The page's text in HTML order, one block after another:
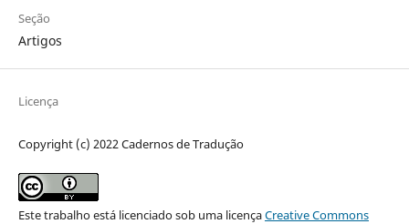
Seção
Artigos
Licença
Copyright (c) 2022 Cadernos de Tradução
Este trabalho está licenciado sob uma licençaCreative Commons